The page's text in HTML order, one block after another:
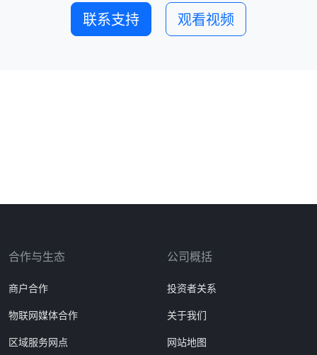
联系支持 观看视频
合作与生态
商户合作
物联网媒体合作
区域服务网点
公司概括
投资者关系
关于我们
网站地图